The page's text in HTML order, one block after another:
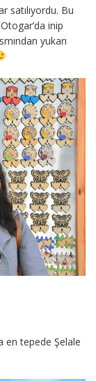
satılıyordu. Bu
inip
yukarı
en tepede Şelale